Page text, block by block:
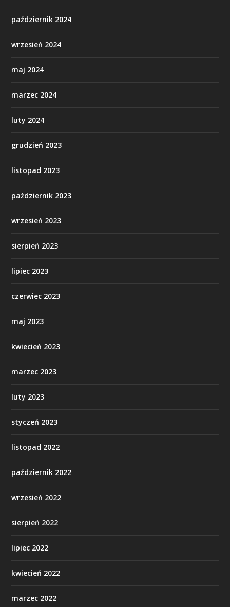
październik 2024
wrzesień 2024
maj 2024
marzec 2024
luty 2024
grudzień 2023
listopad 2023
październik 2023
wrzesień 2023
sierpień 2023
lipiec 2023
czerwiec 2023
maj 2023
kwiecień 2023
marzec 2023
luty 2023
styczeń 2023
listopad 2022
październik 2022
wrzesień 2022
sierpień 2022
lipiec 2022
kwiecień 2022
marzec 2022